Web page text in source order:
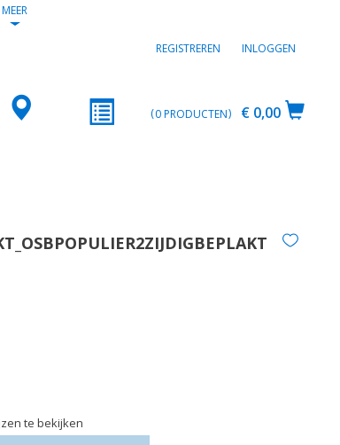
MEER
REGISTREREN INLOGGEN
€ 0,00
0PRODUCTEN
te bekijken